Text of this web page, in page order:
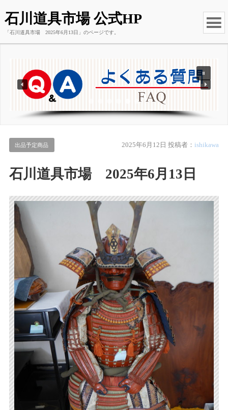
石川道具市場 公式HP
「石川道具市場 2025年6月13日」のページです。
出品予定商品 2025年6月12日 投稿者：ishikawa
石川道具市場 2025年6月13日